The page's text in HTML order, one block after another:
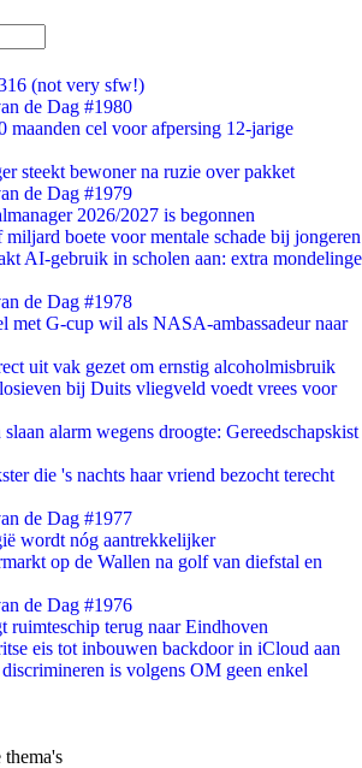
(not very sfw!)
de Dag #1980
cel voor afpersing 12-jarige
steekt bewoner na ruzie over pakket
de Dag #1979
2026/2027 is begonnen
boete voor mentale schade bij jongeren
AI-gebruik in scholen aan: extra mondelinge
de Dag #1978
met G-cup wil als NASA-ambassadeur naar
uit vak gezet om ernstig alcoholmisbruik
bij Duits vliegveld voedt vrees voor
slaan alarm wegens droogte: Gereedschapskist
die 's nachts haar vriend bezocht terecht
de Dag #1977
wordt nóg aantrekkelijker
op de Wallen na golf van diefstal en
de Dag #1976
ruimteschip terug naar Eindhoven
eis tot inbouwen backdoor in iCloud aan
is volgens OM geen enkel